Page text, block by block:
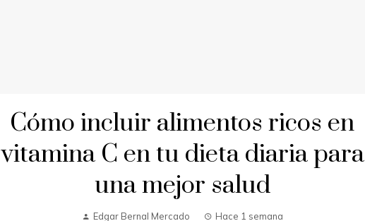
Cómo incluir alimentos ricos en
vitamina C en tu dieta diaria para
una mejor salud
Edgar Bernal Mercado Hace 1 semana